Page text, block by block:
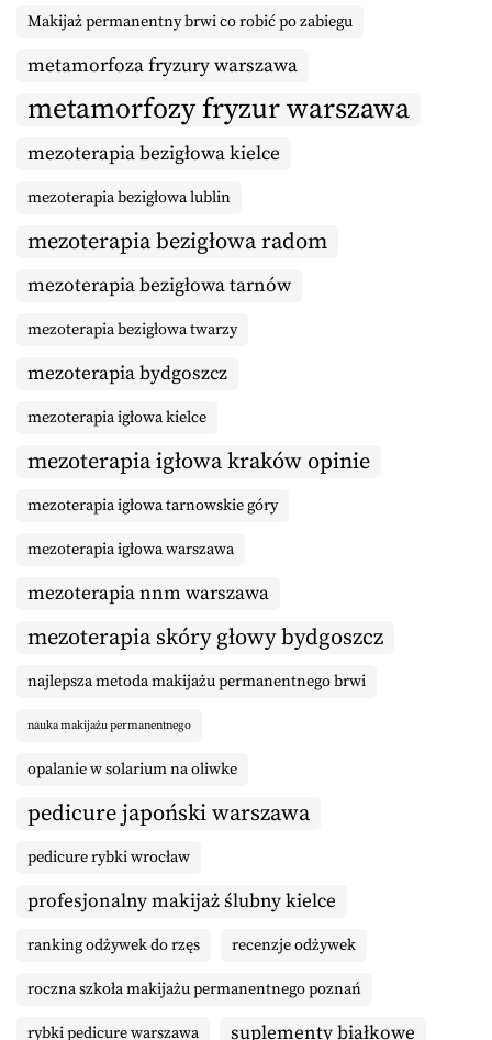
Makijaż permanentny brwi co robić po zabiegu
metamorfoza fryzury warszawa
metamorfozy fryzur warszawa
mezoterapia bezigłowa kielce
mezoterapia bezigłowa lublin
mezoterapia bezigłowa radom
mezoterapia bezigłowa tarnów
mezoterapia bezigłowa twarzy
mezoterapia bydgoszcz
mezoterapia igłowa kielce
mezoterapia igłowa kraków opinie
mezoterapia igłowa tarnowskie góry
mezoterapia igłowa warszawa
mezoterapia nnm warszawa
mezoterapia skóry głowy bydgoszcz
najlepsza metoda makijażu permanentnego brwi
nauka makijażu permanentnego
opalanie w solarium na oliwke
pedicure japoński warszawa
pedicure rybki wrocław
profesjonalny makijaż ślubny kielce
ranking odżywek do rzęs recenzje odżywek
roczna szkoła makijażu permanentnego poznań
rybki pedicure warszawa suplementy białkowe